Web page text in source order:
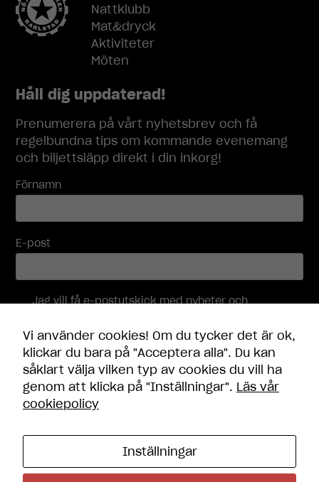
Nattklubb
Mat&dryck
Aktiviteter
Möten
Håll dig uppdaterad!
Prenumerera på vårt nyhetsbrev och få
regelbundna tips om kommande evenemang
och biljettsläpp direkt i din inkorg!
Förnamn
E-post
Jag vill få e-postutskick med nyheter och
personuppgifter behandlas i enlighet med
integritetspolicyn.
Skicka
Kontakt
Vi använder cookies! Om du tycker det är ok,
klickar du bara på "Acceptera alla". Du kan
såklart välja vilken typ av cookies du vill ha
genom att klicka på "Inställningar". Läs vår
cookiepolicy
Inställningar
Dessa
inte att välja
behövs för
hemsidan
över huvud
Statistik
För att vi ska
funktionalitet
och
uppbyggnad,